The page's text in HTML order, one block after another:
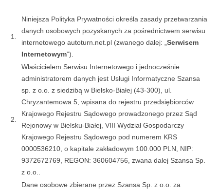
1.
Niniejsza Polityka Prywatności określa zasady przetwarzania
danych osobowych pozyskanych za pośrednictwem serwisu
internetowego autoturn.net.pl (zwanego dalej: „ Serwisem
Internetowym”).
2.
Właścicielem Serwisu Internetowego i jednocześnie
administratorem danych jest Usługi Informatyczne Szansa
sp. z o.o. z siedzibą w Bielsko-Białej (43-300), ul.
Chryzantemowa 5, wpisana do rejestru przedsiębiorców
Krajowego Rejestru Sądowego prowadzonego przez Sąd
Rejonowy w Bielsku-Białej, VIII Wydział Gospodarczy
Krajowego Rejestru Sądowego pod numerem KRS
0000536210, o kapitale zakładowym 100.000 PLN, NIP:
9372672769, REGON: 360604756, zwana dalej Szansa Sp.
z o.o..
Dane osobowe zbierane przez Szansa Sp. z o.o. za